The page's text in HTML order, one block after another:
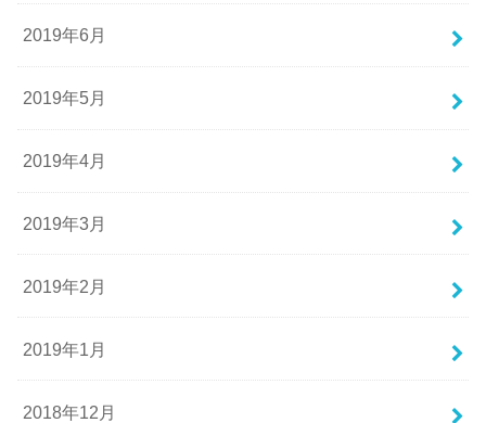
2019年6月
2019年5月
2019年4月
2019年3月
2019年2月
2019年1月
2018年12月